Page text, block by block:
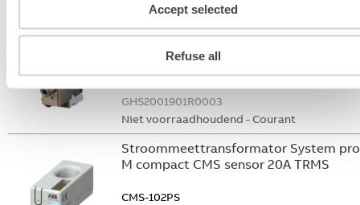
Accept selected
Refuse all
Niet voorraadhoudend - Courant
Bedieningsknop voor
vermogensschakelaar System pro M
GHS2001901R0003
Niet voorraadhoudend - Courant
Stroommeettransformator System pro
M compact CMS sensor 20A TRMS
CMS-102PS